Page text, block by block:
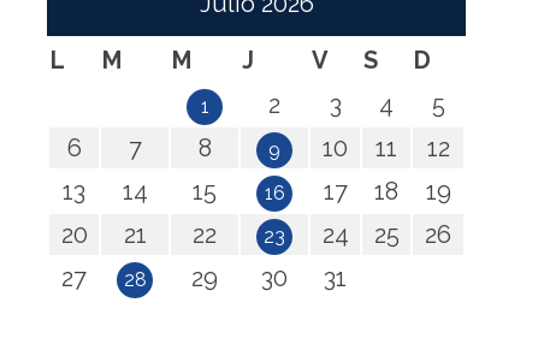
L
M M J V S D
1 2 3 4
5
6
7 8 9 10 11
12
13
14 15 16 17 18
19
20
21 22 23 24 25
26
27
28 29 30 31